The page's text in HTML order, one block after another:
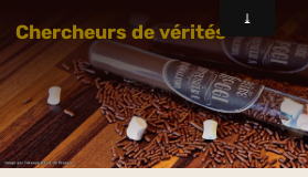
Chercheurs de vérités